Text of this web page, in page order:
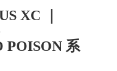
XC ｜
POISON 系